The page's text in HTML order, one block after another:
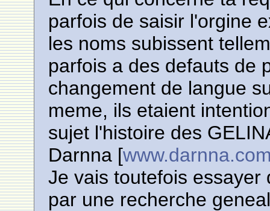
parfois de saisir l'orgine
les noms subissent
parfois a des defauts de
changement de langue
meme, ils etaient
sujet l'histoire des
Darnna [
Je vais toutefois
par une recherche